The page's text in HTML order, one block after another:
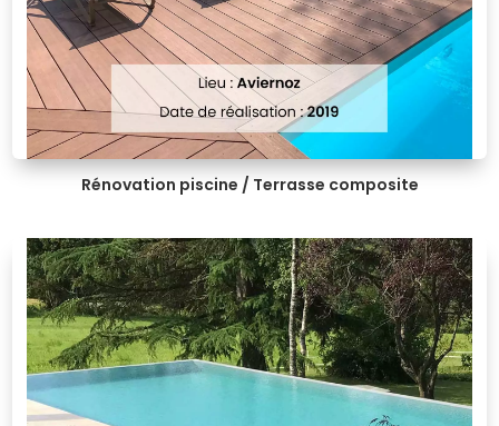
Rénovation piscine / Terrasse composite